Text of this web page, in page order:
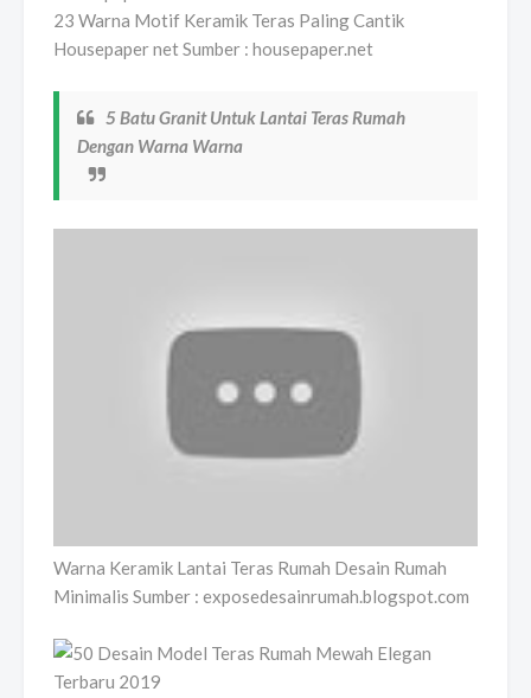
23 Warna Motif Keramik Teras Paling Cantik
Housepaper net Sumber : housepaper.net
5 Batu Granit Untuk Lantai Teras Rumah
Dengan Warna Warna
Warna Keramik Lantai Teras Rumah Desain Rumah
Minimalis Sumber : exposedesainrumah.blogspot.com